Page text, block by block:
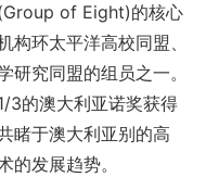
of Eight)的核心
构环太平洋高校同盟、
研究同盟的组员之一。
3的澳大利亚诺奖获得
睹于澳大利亚别的高
的发展趋势。